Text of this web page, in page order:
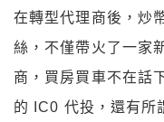
在轉型代理商後，炒
絲，不僅帶火了一家
商，買房買車不在話
的 IC0 代投，還有所